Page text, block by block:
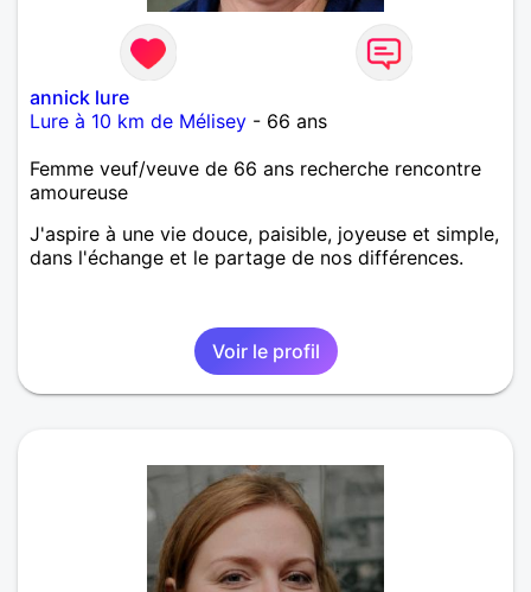
annick lure
Lure à 10 km de Mélisey - 66 ans
Femme veuf/veuve de 66 ans recherche rencontre
amoureuse
J'aspire à une vie douce, paisible, joyeuse et simple,
dans l'échange et le partage de nos différences.
Voir le profil